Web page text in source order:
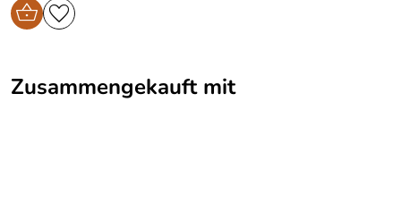
Zusammengekauft mit